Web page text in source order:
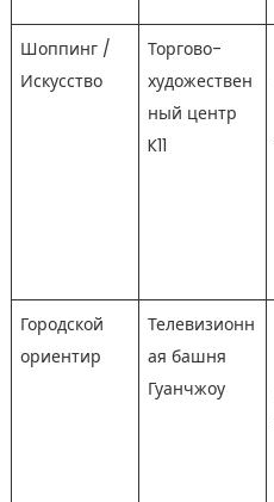
Шоппинг /
Искусство
Торгово-
художествен
ный центр
K11
Городской
ориентир
Телевизионн
ая башня
Гуанчжоу